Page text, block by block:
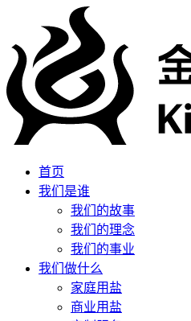
首页
我们是谁
我们的故事
我们的理念
我们的事业
我们做什么
家庭用盐
商业用盐